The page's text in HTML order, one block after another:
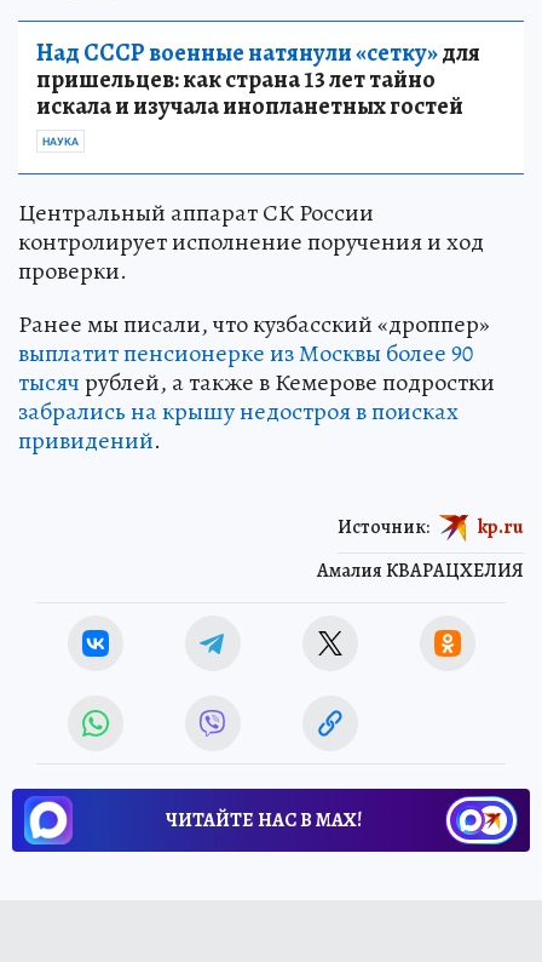
Над СССР военные натянули «сетку»для
пришельцев: как страна 13 лет тайно
искала и изучала инопланетных гостей
НАУКА
Центральный аппарат СК России
контролирует исполнение поручения и ход
проверки.
Ранее мы писали, что кузбасский «дроппер»
выплатит пенсионерке из Москвы более 90
тысячрублей, а также в Кемерове подростки
забрались на крышу недостроя в поисках
привидений.
Амалия КВАРАЦХЕЛИЯ
Источник: kp.ru
ЧИТАЙТЕ НАС В МАХ!